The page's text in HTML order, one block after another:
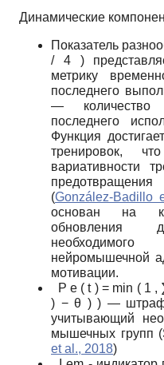
Динамические
Показатель
/
4 )
метрику
последнего
— количество
последнего
Функция
тренировок,
вариативности
(González-Badillo
основан на
обновления
нейромышечной
мотивации.
P e ( t ) = min ( 1 ,
) − θ ) ) — штраф
учитывающий
мышечных групп
et al., 2018)